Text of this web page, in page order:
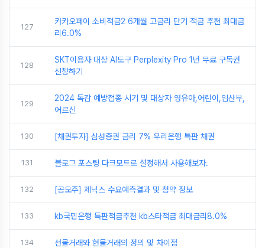
127
카카오페이 소비적금2 6개월 고금리 단기 적금 추천 최대금
리6.0%
128
SKT이용자 대상 AI도구 Perplexity Pro 1년 무료 구독권
신청하기
129
2024 독감 예방접종 시기 및 대상자 영유아,어린이,임산부,
어르신
130 [채권투자] 삼성증권 금리 7% 우리은행 특판 채권
131 블로그 포스팅 다크모드로 설정해서 사용해보자.
132 [공모주] 제닉스 수요예측결과 및 청약 정보
133 kb국민은행 특판적금추천 kb스타적금 최대금리8.0%
134 선물거래와 현물거래의 정의 및 차이점